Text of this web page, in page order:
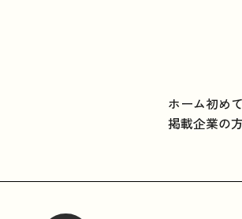
ホーム初め
掲載企業の